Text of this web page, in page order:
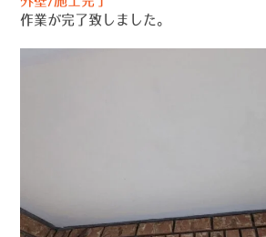
作業が完了致しました。